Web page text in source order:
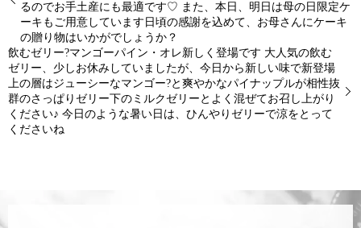
るのでお手土産にも最適です♡ また、本日、明日は母の日限定ケ
ーキもご用意しています日頃の感謝を込めて、お母さんにケーキ
の贈り物はいかがでしょうか？
飲むゼリー?マンゴーパイン・オレ新しく登場です 大人気の飲む
ゼリー、少しお休みしていましたが、今日から新しい味で新登場
上の層はジューシーなマンゴー?と爽やかなパイナップルが相性抜
群のさっぱりゼリー下のミルクゼリーとよく混ぜてお召し上がり
ください♪ 今日のような暑い日は、ひんやりゼリーで涼をとって
くださいね